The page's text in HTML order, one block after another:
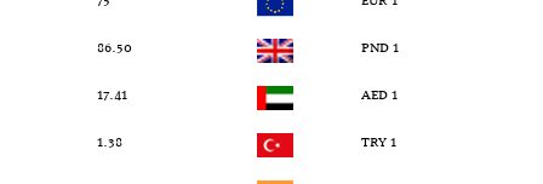
1 PND
86.50
1 AED
17.41
1 TRY
1.38